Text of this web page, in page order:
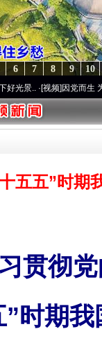
10
9
8
7
6
频]因党而生 为党而战
五五”时期
贯彻
时期